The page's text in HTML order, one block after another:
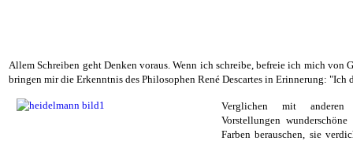
Allem Schreiben geht Denken voraus. Wenn ich schreibe, befreie ich mich von
bringen mir die Erkenntnis des Philosophen René Descartes in Erinnerung: "Ich
Verglichen mit
Vorstellungen
Farben berauschen, sie